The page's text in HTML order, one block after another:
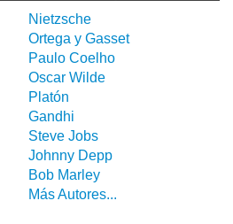
Nietzsche
Ortega y Gasset
Paulo Coelho
Oscar Wilde
Platón
Gandhi
Steve Jobs
Johnny Depp
Bob Marley
Más Autores...